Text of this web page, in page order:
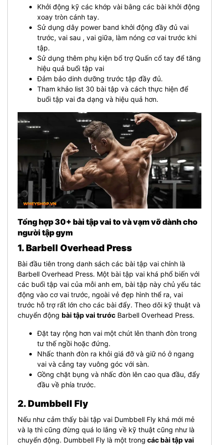
Khởi động kỹ các khớp vài bằng các bài khởi động
xoay tròn cánh tay.
Sử dụng dây power band khởi động đầy đủ vai
trước, vai sau , vai giữa, làm nóng cơ vai trước khi
tập.
Sử dụng thêm phụ kiện bổ trợ Quấn cổ tay để tăng
hiệu quả buổi tập vai
Đảm bảo dinh dưỡng trước tập đầy đủ.
Tham khảo list 30 bài tập và cách thực hiện để
buổi tập vai đa dạng và hiệu quả hơn.
Tổng hợp 30+ bài tập vai to và vạm vỡ dành cho
người tập gym
1. Barbell Overhead Press
Bài đầu tiên trong danh sách các bài tập vai chính là
Barbell Overhead Press. Một bài tập vai khá phổ biến với
các buổi tập vai của mỗi anh em, bài tập này chủ yếu tác
động vào cơ vai trước, ngoài vẻ đẹp hình thể ra, vai
trước hỗ trợ rất lớn cho các bài đẩy. Theo dõi kỹ thuật và
chuyển động bài tập vai trước Barbell Overhead Press.
Đặt tay rộng hơn vai một chút lên thanh đòn trong
tư thế ngồi hoặc đứng.
Nhấc thanh đòn ra khỏi giá đỡ và giữ nó ở ngang
vai và cẳng tay vuông góc với sàn.
Gồng chặt bụng và nhấc đòn lên cao qua đầu, đẩy
đầu về phía trước.
2. Dumbbell Fly
Nếu như cảm thấy bài tập vai Dumbbell Fly khá mới mẻ
và lạ thì cũng đừng quá lo lắng về kỹ thuật cũng như là
chuyển động. Dumbbell Fly là một trong các bài tập vai